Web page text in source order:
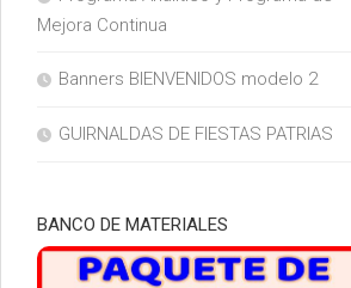
Mejora Continua
Banners BIENVENIDOS modelo 2
GUIRNALDAS DE FIESTAS PATRIAS
BANCO DE MATERIALES